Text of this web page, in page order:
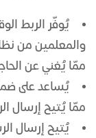
يُوفّر الربط
والمعلمين من
ممّا يُغني عن
يُساعد على
ممّا يُتيح إرسال
يُتيح إرسال